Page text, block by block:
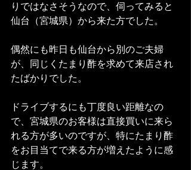
りではなさそうなので、伺ってみると
仙台（宮城県）から来た方でした。
偶然にも昨日も仙台から別のご夫婦
が、同じくたまり酢を求めて来店され
たばかりでした。
ドライブするにも丁度良い距離なの
で、宮城県のお客様は直接買いに来ら
れる方が多いのですが、特にたまり酢
をお目当てで来る方が増えたように感
じます。